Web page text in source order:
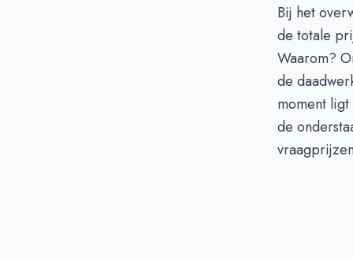
Vraagprijs in
Verkoopprijs
Bij het
de totale
Waarom?
de
moment
de